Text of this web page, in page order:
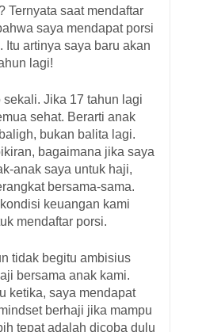
Ternyata saat mendaftar
saya mendapat porsi
Itu artinya saya baru akan
lagi!
Jika 17 tahun lagi
sehat. Berarti anak
bukan balita lagi.
bagaimana jika saya
anak saya untuk haji,
bersama-sama.
keuangan kami
mendaftar porsi.
tidak begitu ambisius
bersama anak kami.
ketika, saya mendapat
berhaji jika mampu
tepat adalah dicoba dulu